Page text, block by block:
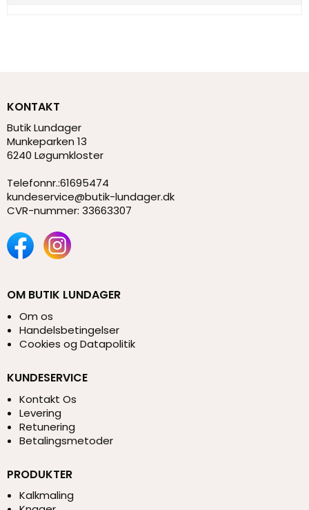
KONTAKT
Butik Lundager
Munkeparken 13
6240 Løgumkloster
Telefonnr.:61695474
kundeservice@butik-lundager.dk
CVR-nummer: 33663307
OM BUTIK LUNDAGER
Om os
Handelsbetingelser
Cookies og Datapolitik
KUNDESERVICE
Kontakt Os
Levering
Retunering
Betalingsmetoder
PRODUKTER
Kalkmaling